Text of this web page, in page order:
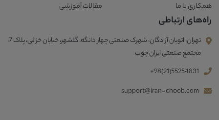
همکاری با ما
مقالات آموزشی
راه‌های ارتباطی
تهران، اتوبان آزادگان، شهرک صنعتی چهار دانگه، گلشهر، خیابان خزائی، پلاک 7،
مجتمع صنعتی ایران چوب
+98(21)55254831
support@iran-choob.com